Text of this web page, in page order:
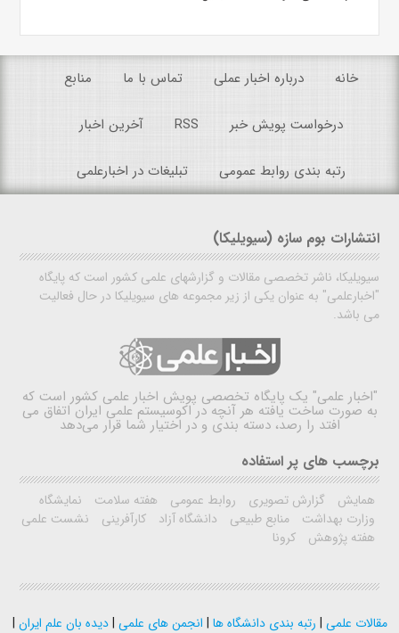
خانه درباره اخبار عملی تماس با ما منابع
درخواست پویش خبر RSS آخرین اخبار
رتبه بندی روابط عمومی تبلیغات در اخبارعلمی
انتشارات بوم سازه (سیویلیکا)
سیویلیکا، ناشر تخصصی مقالات و گزارشهای علمی کشور است که پایگاه
"اخبارعلمی" به عنوان یکی از زیر مجموعه های سیویلیکا در حال فعالیت
می باشد.
"اخبار علمی" یک پایگاه تخصصی پویش اخبار علمی کشور است که
به صورت ساخت یافته هر آنچه در اکوسیستم علمی ایران اتفاق می
افتد را رصد، دسته بندی و در اختیار شما قرار می‌دهد
برچسب های پر استفاده
همایش گزارش تصویری روابط عمومی هفته سلامت
نمایشگاه
وزارت بهداشت
منابع طبیعی دانشگاه آزاد کارآفرینی
نشست علمی
هفته پژوهش
کرونا
مقالات علمی | رتبه بندی دانشگاه ها | انجمن های علمی |دیده بان علم ایران |